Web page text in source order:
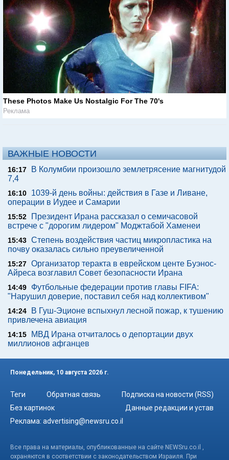
These Photos Make Us Nostalgic For The 70's
Реклама
ВАЖНЫЕ НОВОСТИ
16:17
В Колумбии произошло землетрясение магнитудой
7,4
16:10
1039-й день войны: действия в Газе и Ливане,
операции в Иудее и Самарии
15:52
Президент Ирана рассказал о семичасовой
встрече с "дорогим лидером" Моджтабой Хаменеи
15:43 Степень воздействия частиц микропластика на
почву оказалась сильно преувеличенной
15:27 Организатор теракта в еврейском центе Буэнос-
Айреса возглавил Совет безопасности Ирана
14:49
Футбольные федерации против главы FIFA:
"Нарушил доверие, поставил себя над коллективом"
14:24
В Гуш-Эционе вспыхнул лесной пожар, к тушению
привлечена авиация
14:15
МВД Ирана отчиталось о депортации двух
миллионов афганцев
Понедельник, 10 августа 2026 г.
Теги Обратная связь
Подписка на новости (RSS)
Без картинок
Данные редакции и устав
Реклама: advertising@newsru.co.il
Все права на материалы, опубликованные на сайте NEWSru.co.il ,
охраняются в соответствии с законодательством Израиля. При